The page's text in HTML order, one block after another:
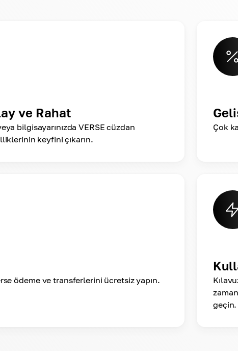
ve Rahat
bilgisayarınızda VERSE cüzdan
keyfini çıkarın.
Çok
ödeme ve transferlerini ücretsiz yapın.
geçin.